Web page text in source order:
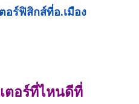
อร์ฟิสิกส์ที่อ.เมือง
ตอร์ที่ไหนดีที่